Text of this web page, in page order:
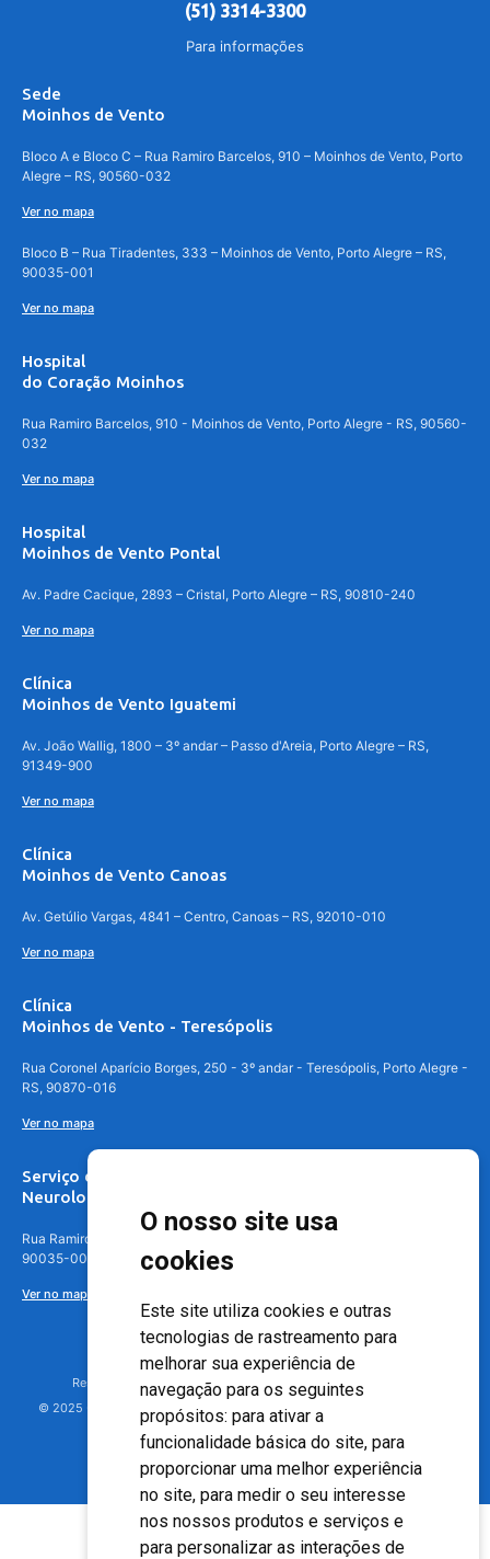
O nosso site usa
cookies
Este site utiliza cookies e outras
tecnologias de rastreamento para
melhorar sua experiência de
navegação para os seguintes
propósitos: para ativar a
funcionalidade básica do site, para
proporcionar uma melhor experiência
no site, para medir o seu interesse
nos nossos produtos e serviços e
para personalizar as interações de
(51) 3314-3300
Para informações
Sede
Moinhos de Vento
Bloco A e Bloco C – Rua Ramiro Barcelos, 910 – Moinhos de Vento, Porto
Alegre – RS, 90560-032
Ver no mapa
Bloco B – Rua Tiradentes, 333 – Moinhos de Vento, Porto Alegre – RS,
90035-001
Ver no mapa
Hospital
do Coração Moinhos
Rua Ramiro Barcelos, 910 - Moinhos de Vento, Porto Alegre - RS, 90560-
032
Ver no mapa
Hospital
Moinhos de Vento Pontal
Av. Padre Cacique, 2893 – Cristal, Porto Alegre – RS, 90810-240
Ver no mapa
Clínica
Moinhos de Vento Iguatemi
Av. João Wallig, 1800 – 3º andar – Passo d'Areia, Porto Alegre – RS,
91349-900
Ver no mapa
Clínica
Moinhos de Vento Canoas
Av. Getúlio Vargas, 4841 – Centro, Canoas – RS, 92010-010
Ver no mapa
Clínica
Moinhos de Vento - Teresópolis
Rua Coronel Aparício Borges, 250 - 3º andar - Teresópolis, Porto Alegre -
RS, 90870-016
Ver no mapa
Serviço de
Neurologia
Rua Ramiro Barcelos, 630 – 5º andar – Floresta, Porto Alegre – RS,
90035-001
Ver no mapa
Responsável Técnico: Dr. Luiz Antonio Nasi - CREMERS 11217
© 2025 - Hospital Moinhos de Vento - Registro Empresa (CRM-RS): 425